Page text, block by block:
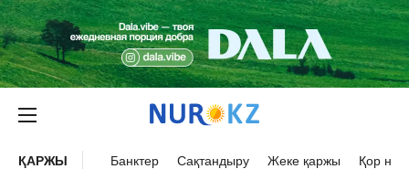
ҚАРЖЫ Банктер Сақтандыру Жеке қаржы Қор